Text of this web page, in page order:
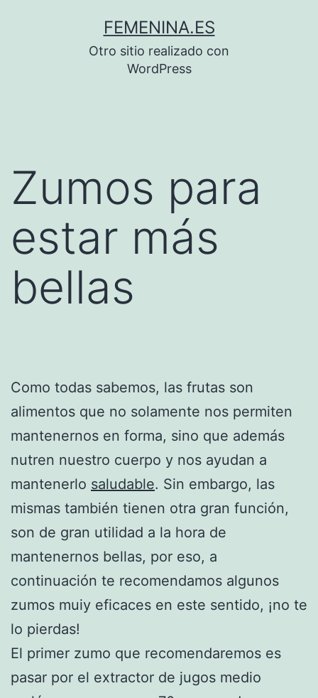
FEMENINA.ES
Otro sitio realizado con
WordPress
Zumos para
estar más
bellas
Como todas sabemos, las frutas son
alimentos que no solamente nos permiten
mantenernos en forma, sino que además
nutren nuestro cuerpo y nos ayudan a
mantenerlo saludable. Sin embargo, las
mismas también tienen otra gran función,
son de gran utilidad a la hora de
mantenernos bellas, por eso, a
continuación te recomendamos algunos
zumos muiy eficaces en este sentido, ¡no te
lo pierdas!
El primer zumo que recomendaremos es
pasar por el extractor de jugos medio